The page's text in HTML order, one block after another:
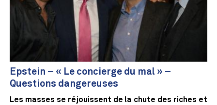
Epstein – « Le concierge du mal » –
Questions dangereuses
Les masses se réjouissent de la chute des riches et